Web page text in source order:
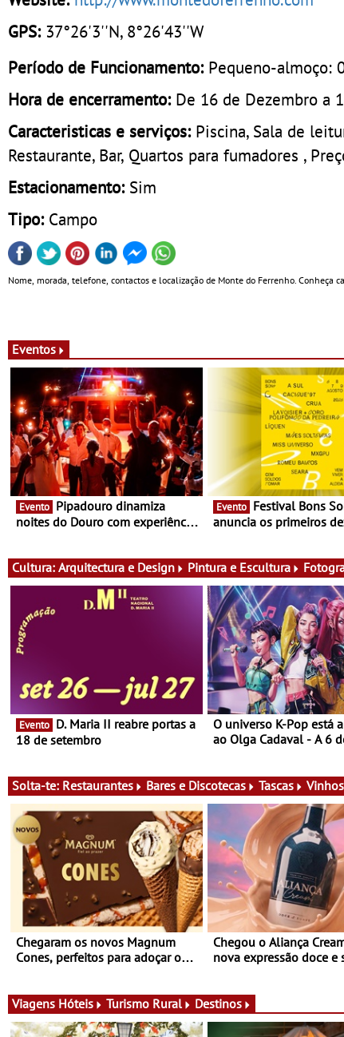
GPS:37°26'3''N, 8°26'43''W
Período de Funcionamento: Pequeno-almoço:
Hora de encerramento: De 16 de Dezembro a
Caracteristicas e serviços: Piscina, Sala de
Restaurante, Bar, Quartos para fumadores ,
Estacionamento: Sim
Tipo: Campo
Nome, morada, telefone, contactos e localização de Monte do Ferrenho. Conheça
Eventos
Evento
noites do Douro com experiência
Evento
anuncia os primeiros
Cultura: Arquitectura e Design Pintura e Escultura
Evento
18 de setembro
O universo K-Pop está
ao Olga Cadaval - A 6
Solta-te: Restaurantes Bares e Discotecas Tascas
Chegaram os novos Magnum
Cones, perfeitos para adoçar o
Chegou o Aliança
nova expressão doce e
Viagens Hóteis Turismo Rural Destinos